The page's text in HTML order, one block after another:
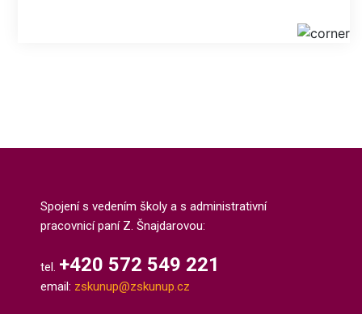
Spojení s vedením školy a s administrativní
pracovnicí paní Z. Šnajdarovou:
tel. +420 572 549 221
email: zskunup@zskunup.cz